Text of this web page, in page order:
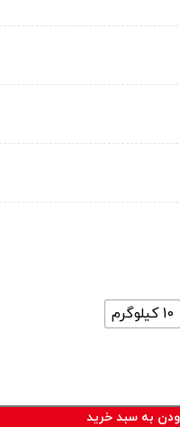
10 کیلوگرم
به سبد خرید